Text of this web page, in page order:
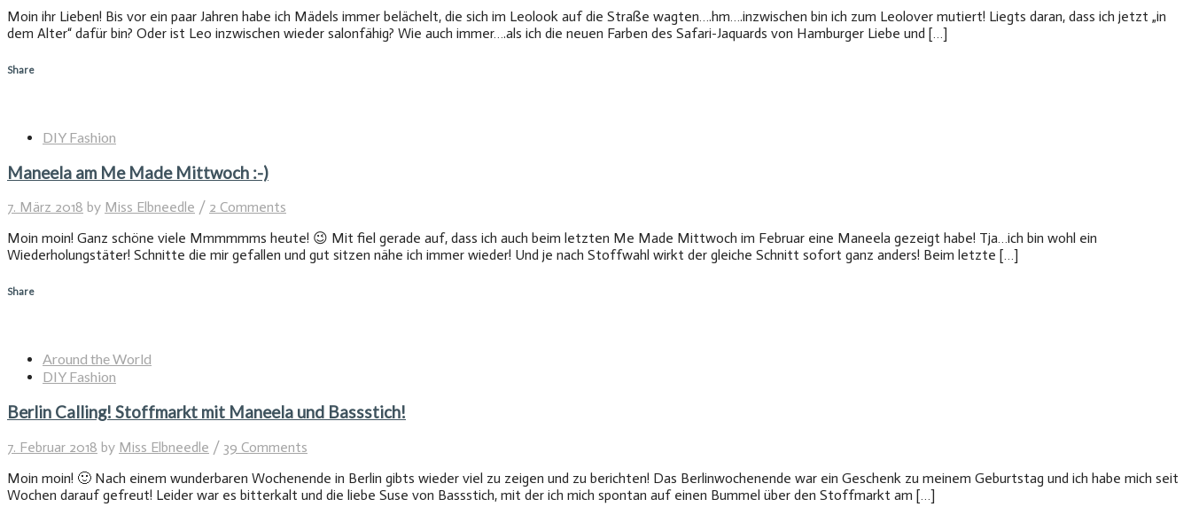
Moin ihr Lieben! Bis vor ein paar Jahren habe ich Mädels immer belächelt, die sich im Leolook auf die Straße wagten….hm….inzwischen bin ich zum Leolover mutiert! Liegts daran, dass ich jetzt „in
dem Alter“ dafür bin? Oder ist Leo inzwischen wieder salonfähig? Wie auch immer….als ich die neuen Farben des Safari-Jaquards von Hamburger Liebe und […]
Share
DIY Fashion
Maneela am Me Made Mittwoch :-)
7. März 2018 by Miss Elbneedle / 2 Comments
Moin moin! Ganz schöne viele Mmmmmms heute! 😉 Mit fiel gerade auf, dass ich auch beim letzten Me Made Mittwoch im Februar eine Maneela gezeigt habe! Tja…ich bin wohl ein
Wiederholungstäter! Schnitte die mir gefallen und gut sitzen nähe ich immer wieder! Und je nach Stoffwahl wirkt der gleiche Schnitt sofort ganz anders! Beim letzte […]
Share
Around the World
DIY Fashion
Berlin Calling! Stoffmarkt mit Maneela und Bassstich!
7. Februar 2018 by Miss Elbneedle / 39 Comments
Moin moin! 🙂 Nach einem wunderbaren Wochenende in Berlin gibts wieder viel zu zeigen und zu berichten! Das Berlinwochenende war ein Geschenk zu meinem Geburtstag und ich habe mich seit
Wochen darauf gefreut! Leider war es bitterkalt und die liebe Suse von Bassstich, mit der ich mich spontan auf einen Bummel über den Stoffmarkt am […]